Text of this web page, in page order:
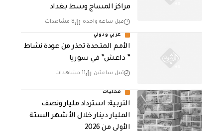
مراكز المساج وسط بغداد
قبل ساعة واحدة 8 مشاهدات
عربي ودولي
الأمم المتحدة تحذر من عودة نشاط
” داعش” في سوريا
قبل ساعتين 11 مشاهدات
محليات
التربية: استرداد مليار ونصف
المليار دينار خلال الأشهر الستة
الأولى من 2026